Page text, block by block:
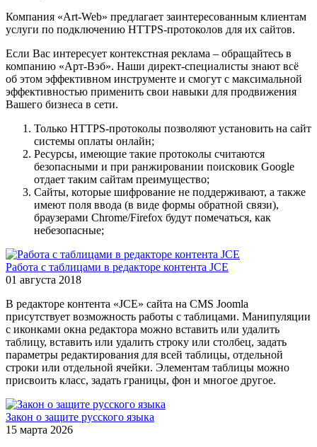
Компания «Art-Web» предлагает заинтересованным клиентам
услуги по подключению HTTPS-протоколов для их сайтов.
Если Вас интересует контекстная реклама – обращайтесь в
компанию «Арт-Вэб». Наши директ-специалисты знают всё
об этом эффективном инструменте и смогут с максимальной
эффективностью применить свои навыки для продвижения
Вашего бизнеса в сети.
Только HTTPS-протоколы позволяют установить на сайт
системы оплаты онлайн;
Ресурсы, имеющие такие протоколы считаются
безопасными и при ранжировании поисковик Google
отдает таким сайтам преимущество;
Сайты, которые шифрование не поддерживают, а также
имеют поля ввода (в виде формы обратной связи),
браузерами Chrome/Firefox будут помечаться, как
небезопасные;
Работа с таблицами в редакторе контента JCE
01 августа 2018
В редакторе контента «JCE» сайта на CMS Joomla
присутствует возможность работы с таблицами. Манипуляции
с иконками окна редактора можно вставить или удалить
таблицу, вставить или удалить строку или столбец, задать
параметры редактирования для всей таблицы, отдельной
строки или отдельной ячейки. Элементам таблицы можно
присвоить класс, задать границы, фон и многое другое.
Закон о защите русского языка
15 марта 2026